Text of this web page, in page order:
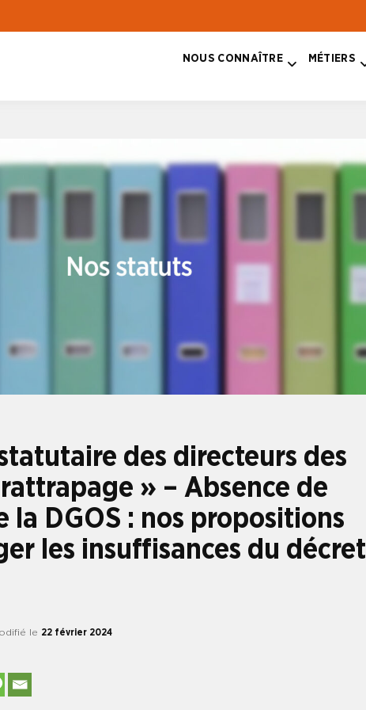
NOUS CONNAÎTRE MÉTIERS
des directeurs des
» – Absence de
la DGOS : nos propositions
les insuffisances du décret
le 22 février 2024